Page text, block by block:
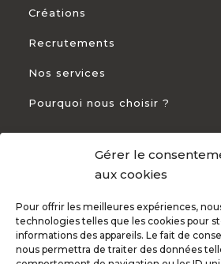
Gérer le
aux cookies
Pour offrir les meilleures expériences,
technologies telles que les cookies pour
informations des appareils. Le fait de
nous permettra de traiter des données
Créations
Recrutements
Nos services
Pourquoi nous choisir ?
CONTACT
 +33 5 54 54 93 94
 82 Rte de Bayonne 31300